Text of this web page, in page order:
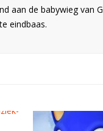
aan de babywieg van
eindbaas.